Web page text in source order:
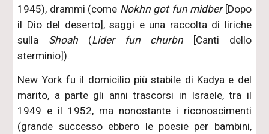
1945), drammi (come Nokhn got fun midber[Dopo
il Dio del deserto], saggi e una raccolta di liriche
sulla Shoah (Lider fun churbn
[Canti dello
sterminio]).
New York fu il domicilio più stabile di Kadya e del
marito, a parte gli anni trascorsi in Israele, tra il
1949 e il 1952, ma nonostante i riconoscimenti
(grande successo ebbero le poesie per bambini,